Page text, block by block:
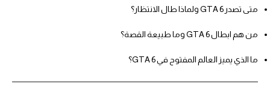
متى تصدر GTA 6 ولماذا طال الانتظار؟
من هم ابطال GTA 6 وما طبيعة القصة؟
ما الذي يميز العالم المفتوح في GTA 6؟